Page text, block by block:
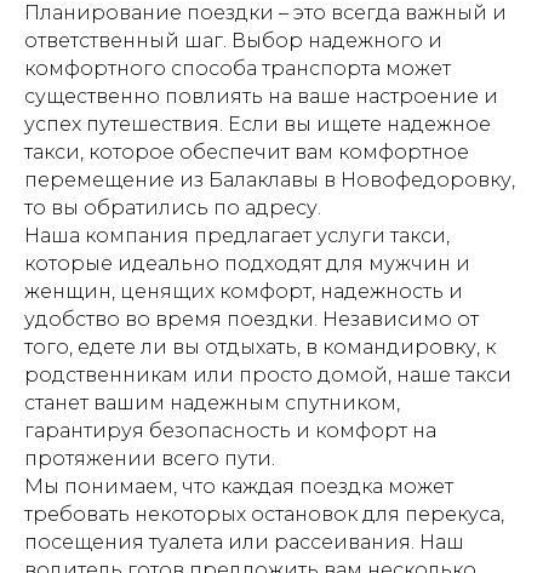
Планирование поездки – это всегда важный и
ответственный шаг. Выбор надежного и
комфортного способа транспорта может
существенно повлиять на ваше настроение и
успех путешествия. Если вы ищете надежное
такси, которое обеспечит вам комфортное
перемещение из Балаклавы в Новофедоровку,
то вы обратились по адресу.
Наша компания предлагает услуги такси,
которые идеально подходят для мужчин и
женщин, ценящих комфорт, надежность и
удобство во время поездки. Независимо от
того, едете ли вы отдыхать, в командировку, к
родственникам или просто домой, наше такси
станет вашим надежным спутником,
гарантируя безопасность и комфорт на
протяжении всего пути.
Мы понимаем, что каждая поездка может
требовать некоторых остановок для перекуса,
посещения туалета или рассеивания. Наш